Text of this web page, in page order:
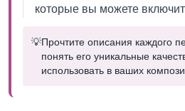
которые вы можете
💡Прочтите описания каждого
понять его уникальные
использовать в ваших